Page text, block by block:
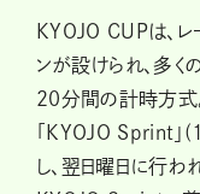
KYOJO CUPは、レ
ンが設けられ、多
20分間の計時方式
「KYOJO Sprint」
し、翌日曜日に行わ